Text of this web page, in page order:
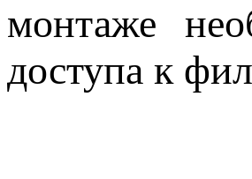
монтаже
доступа к